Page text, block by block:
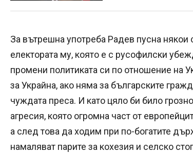
За вътрешна употреба Радев пусна
електората му, която е с русофилски
промени политиката си по отношение на
за Украйна, ако няма за българските
чуждата преса. И като цяло би било
агресия, която огромна част от
а след това да ходим при по-богатите
намаляват парите за кохезия и селско